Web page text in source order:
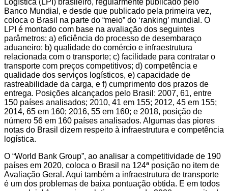
Logística (LPI) brasileiro, regularmente publicado pelo
Banco Mundial, e desde que publicado pela primeira vez,
coloca o Brasil na parte do “meio” do ‘ranking’ mundial. O
LPI é montado com base na avaliação dos seguintes
parâmetros: a) eficiência do processo de desembaraço
aduaneiro; b) qualidade do comércio e infraestrutura
relacionada com o transporte; c) facilidade para contratar o
transporte com preços competitivos; d) competência e
qualidade dos serviços logísticos, e) capacidade de
rastreabilidade da carga, e f) cumprimento dos prazos de
entrega. Posições alcançados pelo Brasil: 2007, 61, entre
150 países analisados; 2010, 41 em 155; 2012, 45 em 155;
2014, 65 em 160; 2016, 55 em 160; e 2018, posição de
número 56 em 160 países analisados. Algumas das piores
notas do Brasil dizem respeito à infraestrutura e competência
logística.
O “World Bank Group”, ao analisar a competitividade de 190
países em 2020, coloca o Brasil na 124ª posição no item de
Avaliação Geral. Aqui também a infraestrutura de transporte
é um dos problemas de baixa pontuação obtida. E em todos